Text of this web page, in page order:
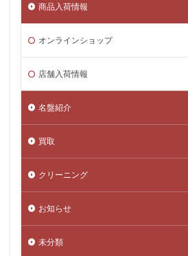
商品入荷情報
オンラインショップ
店舗入荷情報
名盤紹介
買取
クリーニング
お知らせ
未分類